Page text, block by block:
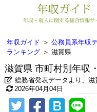
年収ガイド ＞ 公務員系年収
ランキング ＞ 滋賀県
滋賀県 市町村別年収
総務省発表データより、
2026年04月04日